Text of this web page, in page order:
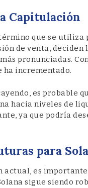
Capitulación
que se utiliza
de venta,
pronunciadas.
ha incrementado.
es probable
hacia niveles de
ya que podría
para
actual, es
sigue siendo